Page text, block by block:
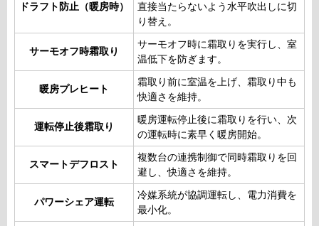
ドラフト防止（暖房時）
直接当たらないよう水平吹出しに切
り替え。
サーモオフ時霜取り
サーモオフ時に霜取りを実行し、室
温低下を防ぎます。
暖房プレヒート
霜取り前に室温を上げ、霜取り中も
快適さを維持。
運転停止後霜取り
暖房運転停止後に霜取りを行い、次
の運転時に素早く暖房開始。
スマートデフロスト
複数台の連携制御で同時霜取りを回
避し、快適さを維持。
パワーシェア運転
冷媒系統が協調運転し、電力消費を
最小化。